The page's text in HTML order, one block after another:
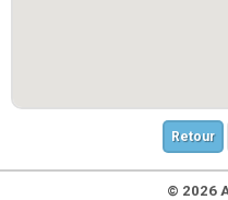
Retour
© 2026